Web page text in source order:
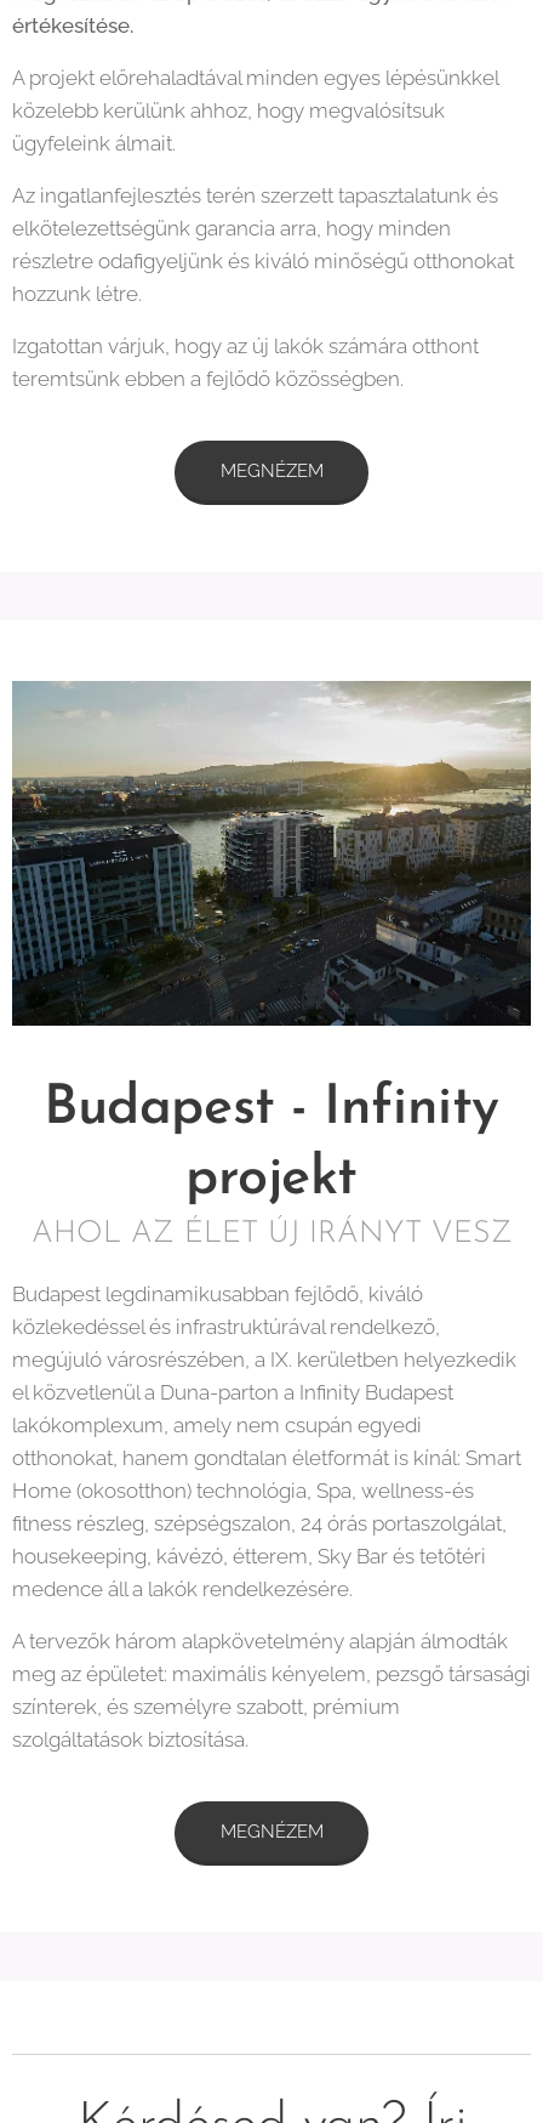
értékesítése.
A projekt előrehaladtával minden egyes lépésünkkel
közelebb kerülünk ahhoz, hogy megvalósítsuk
ügyfeleink álmait.
Az ingatlanfejlesztés terén szerzett tapasztalatunk és
elkötelezettségünk garancia arra, hogy minden
részletre odafigyeljünk és kiváló minőségű otthonokat
hozzunk létre.
Izgatottan várjuk, hogy az új lakók számára otthont
teremtsünk ebben a fejlődő közösségben.
MEGNÉZEM
Budapest - Infinity
projekt
AHOL AZ ÉLET ÚJ IRÁNYT VESZ
Budapest legdinamikusabban fejlődő, kiváló
közlekedéssel és infrastruktúrával rendelkező,
megújuló városrészében, a IX. kerületben helyezkedik
el közvetlenül a Duna-parton a Infinity Budapest
lakókomplexum, amely nem csupán egyedi
otthonokat, hanem gondtalan életformát is kínál: Smart
Home (okosotthon) technológia, Spa, wellness-és
fitness részleg, szépségszalon, 24 órás portaszolgálat,
housekeeping, kávézó, étterem, Sky Bar és tetőtéri
medence áll a lakók rendelkezésére.
A tervezők három alapkövetelmény alapján álmodták
meg az épületet: maximális kényelem, pezsgő társasági
színterek, és személyre szabott, prémium
szolgáltatások biztosítása.
MEGNÉZEM